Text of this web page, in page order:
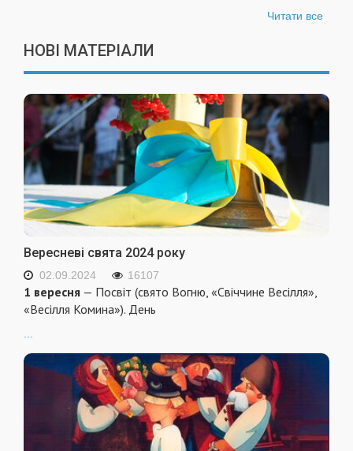
Читати все
НОВІ МАТЕРІАЛИ
Вересневі свята 2024 року
02.09.2024 16107
1 вересня — Посвіт (свято Вогню, «Свіччине Весілля»,
«Весілля Комина»). День